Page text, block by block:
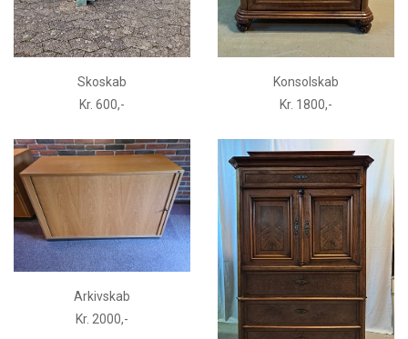
Skoskab
Kr. 600,-
Konsolskab
Kr. 1800,-
Arkivskab
Kr. 2000,-